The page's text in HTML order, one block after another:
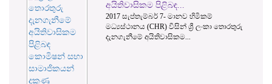
අයිතිවාසිකම පිළිබඳ...
2017 සැප්තැම්බර් 7- මානව හිමිකම්
මධ්‍යස්ථානය (CHR) විසින් ශ්‍රී ලංකා තොරතුරු
දැනගැනීමේ අයිතිවාසිකම...
කොමිෂන්